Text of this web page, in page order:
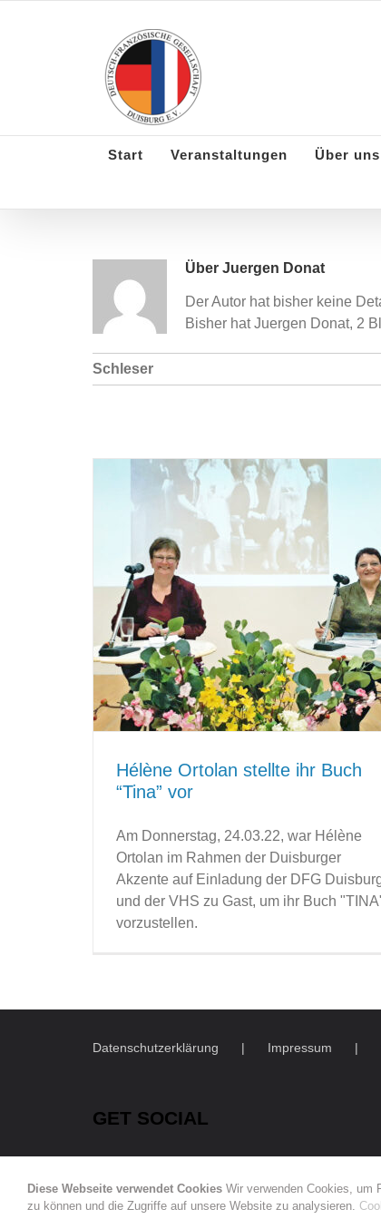
Start Veranstaltungen Über uns
Über Juergen Donat
Der Autor hat bisher keine
Bisher hat Juergen Donat, 2
Schleser
Hélène Ortolan stellte ihr Buch
“Tina” vor
Am Donnerstag, 24.03.22, war Hélène
Ortolan im Rahmen der Duisburger
Akzente auf Einladung der DFG
und der VHS zu Gast, um ihr Buch
vorzustellen.
Datenschutzerklärung Impressum
GET SOCIAL
© Copyright2026 | Deutsch-Französische
Diese Webseite verwendet Cookies Wir verwenden Cookies, um
zu können und die Zugriffe auf unsere Website zu analysieren.